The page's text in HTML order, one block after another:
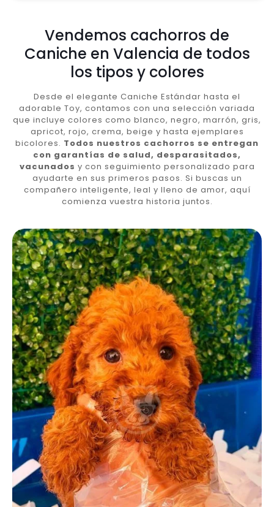
Vendemos cachorros de
Caniche en Valencia de todos
los tipos y colores
Desde el elegante Caniche Estándar hasta el
adorable Toy, contamos con una selección variada
que incluye colores como blanco, negro, marrón, gris,
apricot, rojo, crema, beige y hasta ejemplares
bicolores. Todos nuestros cachorros se entregan
con garantías de salud, desparasitados,
vacunados y con seguimiento personalizado para
ayudarte en sus primeros pasos. Si buscas un
compañero inteligente, leal y lleno de amor, aquí
comienza vuestra historia juntos.